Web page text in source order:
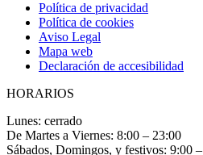
Política de privacidad
Política de cookies
Aviso Legal
Mapa web
Declaración de accesibilidad
HORARIOS
Lunes: cerrado
De Martes a Viernes: 8:00 – 23:00
Sábados, Domingos, y festivos: 9:00